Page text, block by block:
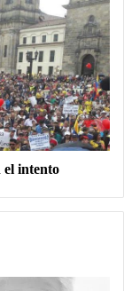
el intento